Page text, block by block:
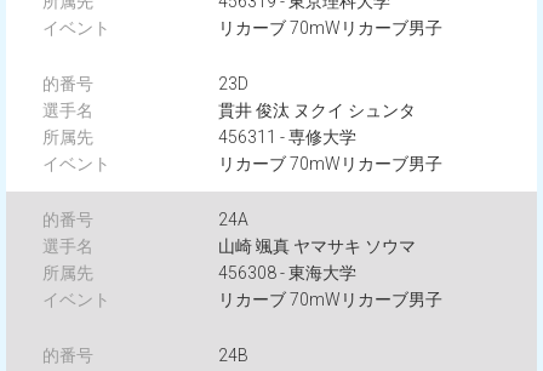
リカーブ 70mWリカーブ男子
23D
貫井 俊汰 ヌクイ シュンタ
456311 - 専修大学
リカーブ 70mWリカーブ男子
24A
山崎 颯真 ヤマサキ ソウマ
456308 - 東海大学
リカーブ 70mWリカーブ男子
24B